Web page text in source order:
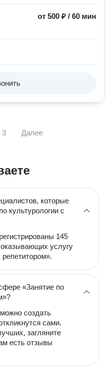
от 500 ₽ / 60 мин
3 Далее
которые
культурологии с
145
услугу
репетитором».
«Занятие по
создать
сами.
загляните
есть отзывы